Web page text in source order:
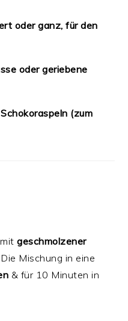
oder ganz, für den
oder geriebene
(zum
mitgeschmolzener
Mischung in eine
& für 10 Minuten in